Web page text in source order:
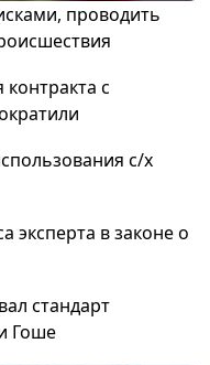
проводить
с
с/х
эксперта в законе о
стандарт
Гоше